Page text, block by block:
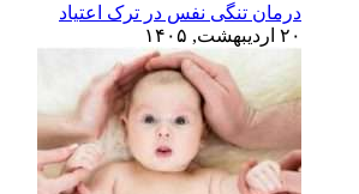
درمان تنگی نفس در ترک اعتیاد
۲۰ اردیبهشت, ۱۴۰۵